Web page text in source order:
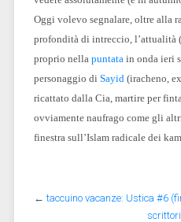
Oggi volevo segnalare, oltre alla
profondità di intreccio, l’attualità
proprio nella puntatain onda ieri
personaggio di Sayid(iracheno,
ricattato dalla Cia, martire per
ovviamente naufrago come gli
finestra sull’Islam radicale dei
←taccuino vacanze: Ustica #6